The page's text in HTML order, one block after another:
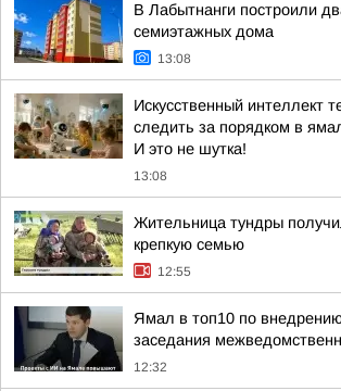
В Лабытнанги построили
семиэтажных дома
13:08
Искусственный интеллект
следить за порядком в
И это не шутка!
13:08
Жительница тундры
крепкую семью
12:55
Ямал в топ10 по
заседания
12:32